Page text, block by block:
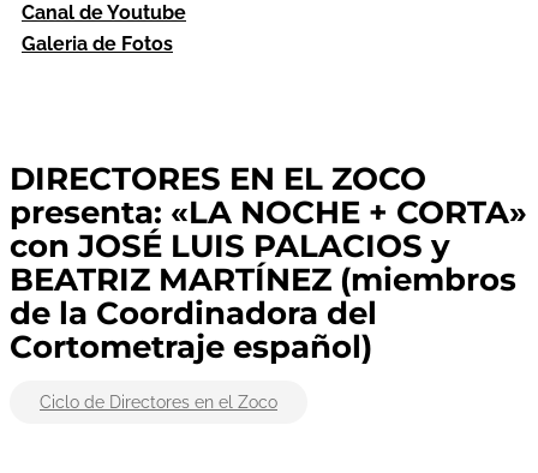
Canal de Youtube
Galeria de Fotos
DIRECTORES EN EL ZOCO
presenta: «LA NOCHE + CORTA»
con JOSÉ LUIS PALACIOS y
BEATRIZ MARTÍNEZ (miembros
de la Coordinadora del
Cortometraje español)
Ciclo de Directores en el Zoco